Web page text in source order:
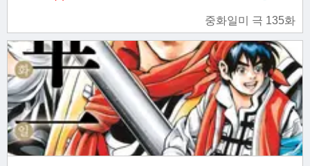
중화일미 극 135화